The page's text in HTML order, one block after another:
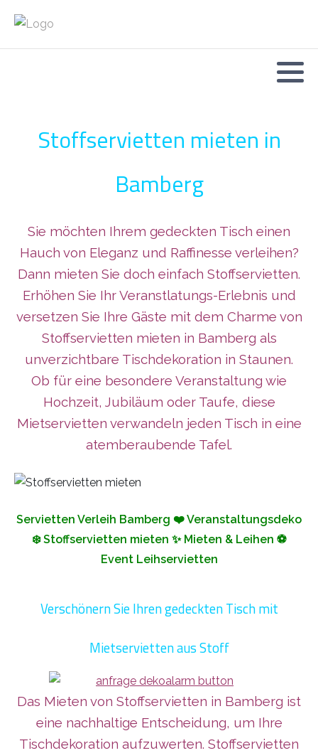
Stoffservietten mieten in
Bamberg
Sie möchten Ihrem gedeckten Tisch einen
Hauch von Eleganz und Raffinesse verleihen?
Dann mieten Sie doch einfach Stoffservietten.
Erhöhen Sie Ihr Veranstlatungs-Erlebnis und
versetzen Sie Ihre Gäste mit dem Charme von
Stoffservietten mieten in Bamberg als
unverzichtbare Tischdekoration in Staunen.
Ob für eine besondere Veranstaltung wie
Hochzeit, Jubiläum oder Taufe, diese
Mietservietten verwandeln jeden Tisch in eine
atemberaubende Tafel.
Servietten Verleih Bamberg ❤️ Veranstaltungsdeko
❄️ Stoffservietten mieten ✨ Mieten & Leihen ⚽
Event Leihservietten
Verschönern Sie Ihren gedeckten Tisch mit
Mietservietten aus Stoff
Das Mieten von Stoffservietten in Bamberg ist
eine nachhaltige Entscheidung, um Ihre
Tischdekoration aufzuwerten. Stoffservietten